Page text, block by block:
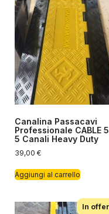
Canalina Passacavi
Professionale CABLE
5 Canali Heavy Duty
39,00 €
Aggiungi al carrello
In